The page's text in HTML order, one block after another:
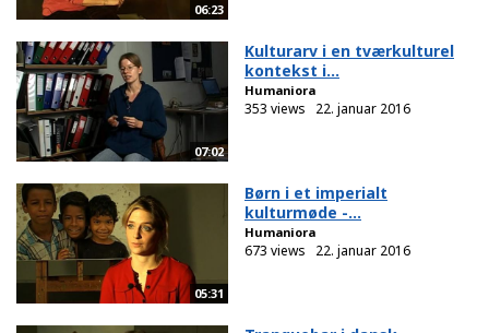
06:23
07:02
Kulturarv i en tværkulturel
kontekst i...
Humaniora
353 views 22. januar 2016
05:31
Børn i et imperialt
kulturmøde -...
Humaniora
673 views 22. januar 2016